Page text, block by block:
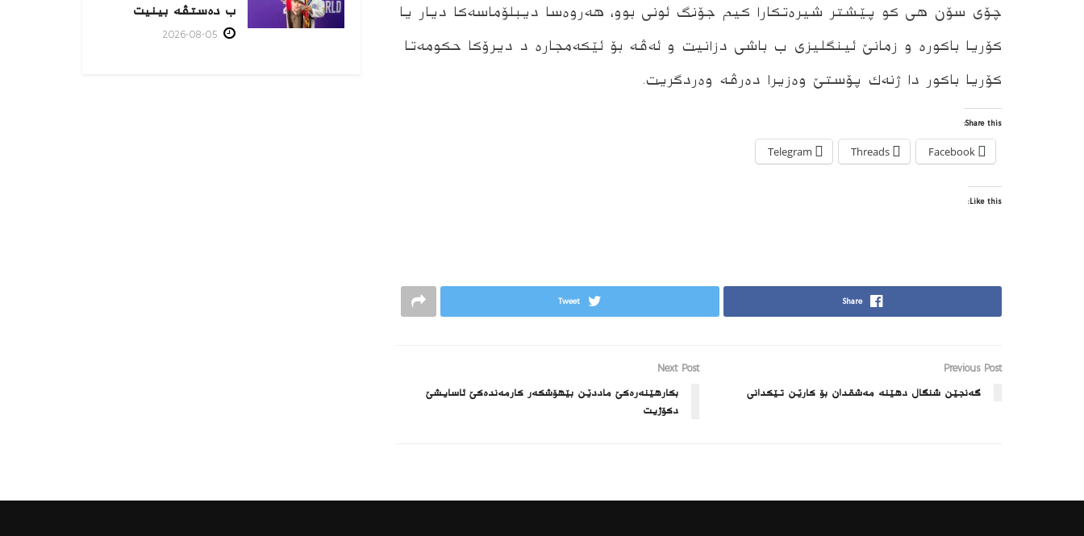
چۆی سۆن هی كو پێشتر شیره‌تكارا کیم جۆنگ ئونى بوو، هه‌روه‌سا دیبلۆماسه‌كا دیار یا
كۆریا باكوره‌ و زمانێ ئینگلیزى ب باشى دزانیت و ئه‌ڤه‌ بۆ ئێكه‌مجاره‌ د دیرۆكا حكومه‌تا
كۆریا باكور دا ژنه‌ك پۆستێ وه‌زیرا ده‌رڤه‌ وه‌ردگریت.
Share this:
Facebook
Threads
Telegram
Like this:
Share
Tweet
Previous Post
گەنجێن شنگال دهێنه‌ مەشقدان بۆ کارێن تێکدانی
Next Post
بكارهێنه‌ره‌كێ ماددێن بێهۆشكه‌ر كارمه‌نده‌كێ ئاسایشێ
دكۆژیت
ب دەستڤە بینیت